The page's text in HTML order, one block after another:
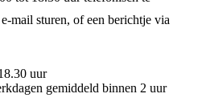
mail sturen, of een berichtje via
uur
gemiddeld binnen 2 uur